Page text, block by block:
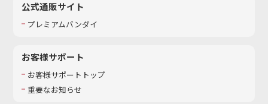
公式通販サイト
プレミアムバンダイ
お客様サポート
お客様サポートトップ
重要なお知らせ